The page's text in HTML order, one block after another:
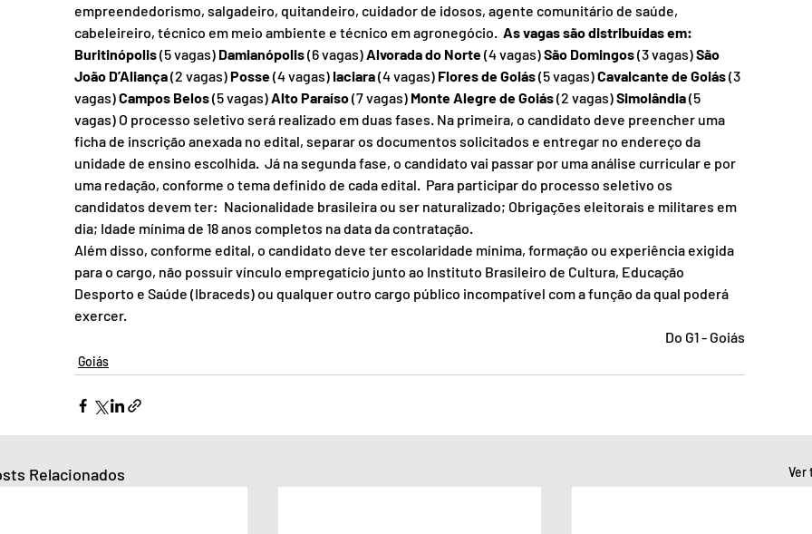
empreendedorismo, salgadeiro, quitandeiro, cuidador de idosos, agente comunitário de saúde,
cabeleireiro, técnico em meio ambiente e técnico em agronegócio. As vagas são distribuídas em:
Buritinópolis (5 vagas) Damianópolis (6 vagas) Alvorada do Norte (4 vagas) São Domingos (3 vagas) São
João D’Aliança (2 vagas) Posse (4 vagas) Iaciara (4 vagas) Flores de Goiás (5 vagas) Cavalcante de Goiás (3
vagas) Campos Belos (5 vagas) Alto Paraíso (7 vagas) Monte Alegre de Goiás (2 vagas) Simolândia (5
vagas) O processo seletivo será realizado em duas fases. Na primeira, o candidato deve preencher uma
ficha de inscrição anexada no edital, separar os documentos solicitados e entregar no endereço da
unidade de ensino escolhida.  Já na segunda fase, o candidato vai passar por uma análise curricular e por
uma redação, conforme o tema definido de cada edital.  Para participar do processo seletivo os
candidatos devem ter:  Nacionalidade brasileira ou ser naturalizado; Obrigações eleitorais e militares em
dia; Idade mínima de 18 anos completos na data da contratação.
Além disso, conforme edital, o candidato deve ter escolaridade mínima, formação ou experiência exigida
para o cargo, não possuir vínculo empregatício junto ao Instituto Brasileiro de Cultura, Educação
Desporto e Saúde (Ibraceds) ou qualquer outro cargo público incompatível com a função da qual poderá
exercer.
Do G1 - Goiás
Goiás
Relacionados Ver